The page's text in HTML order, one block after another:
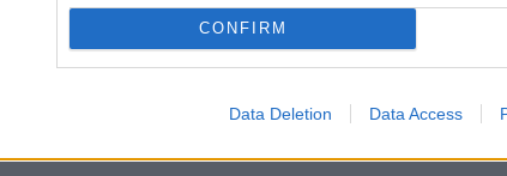
CONFIRM
Data Deletion Data Access